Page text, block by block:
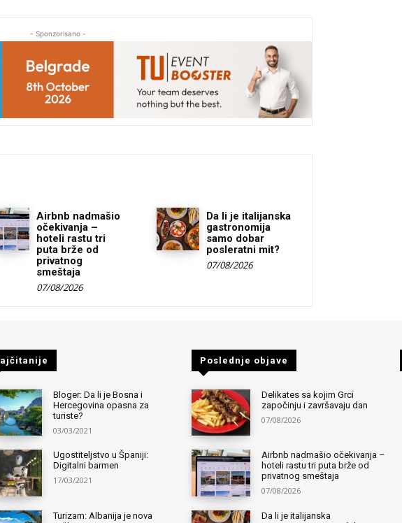
- Sponzorisano -
Airbnb nadmašio
očekivanja –
hoteli rastu tri
puta brže od
privatnog
smeštaja
07/08/2026
Da li je italijanska
gastronomija
samo dobar
posleratni mit?
07/08/2026
Bloger: Da li je Bosna i
Hercegovina opasna za
turiste?
03/03/2021
Ugostiteljstvo u Španiji:
Digitalni barmen
17/03/2021
Turizam: Albanija je nova
Poslednje objave
Delikates sa kojim Grci
započinju i završavaju dan
07/08/2026
Airbnb nadmašio očekivanja –
hoteli rastu tri puta brže od
privatnog smeštaja
07/08/2026
Da li je italijanska